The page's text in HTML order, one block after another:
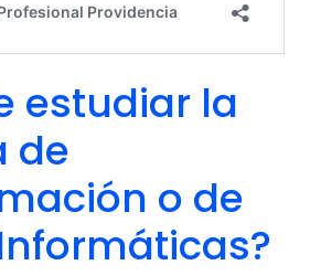
estudiar la
de
o de